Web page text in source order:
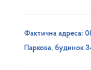
Фактична адреса:
Паркова, будинок